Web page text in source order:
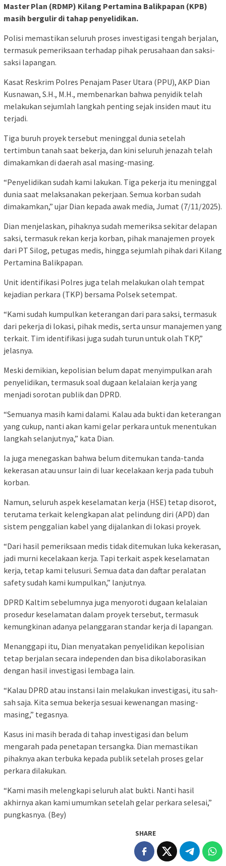
Master Plan (RDMP) Kilang Pertamina Balikpapan (KPB)
masih bergulir di tahap penyelidikan.
Polisi memastikan seluruh proses investigasi tengah berjalan,
termasuk pemeriksaan terhadap pihak perusahaan dan saksi-
saksi lapangan.
Kasat Reskrim Polres Penajam Paser Utara (PPU), AKP Dian
Kusnawan, S.H., M.H., membenarkan bahwa penyidik telah
melakukan sejumlah langkah penting sejak insiden maut itu
terjadi.
Tiga buruh proyek tersebut meninggal dunia setelah
tertimbun tanah saat bekerja, dan kini seluruh jenazah telah
dimakamkan di daerah asal masing-masing.
“Penyelidikan sudah kami lakukan. Tiga pekerja itu meninggal
dunia saat melaksanakan pekerjaan. Semua korban sudah
dimakamkan,” ujar Dian kepada awak media, Jumat (7/11/2025).
Dian menjelaskan, pihaknya sudah memeriksa sekitar delapan
saksi, termasuk rekan kerja korban, pihak manajemen proyek
dari PT Silog, petugas medis, hingga sejumlah pihak dari Kilang
Pertamina Balikpapan.
Unit identifikasi Polres juga telah melakukan olah tempat
kejadian perkara (TKP) bersama Polsek setempat.
“Kami sudah kumpulkan keterangan dari para saksi, termasuk
dari pekerja di lokasi, pihak medis, serta unsur manajemen yang
terkait. Tim identifikasi juga sudah turun untuk olah TKP,”
jelasnya.
Meski demikian, kepolisian belum dapat menyimpulkan arah
penyelidikan, termasuk soal dugaan kelalaian kerja yang
menjadi sorotan publik dan DPRD.
“Semuanya masih kami dalami. Kalau ada bukti dan keterangan
yang cukup, nanti akan kami gelar perkara untuk menentukan
langkah selanjutnya,” kata Dian.
Ia juga menegaskan bahwa belum ditemukan tanda-tanda
kekerasan atau unsur lain di luar kecelakaan kerja pada tubuh
korban.
Namun, seluruh aspek keselamatan kerja (HSE) tetap disorot,
terutama terkait kelengkapan alat pelindung diri (APD) dan
sistem penggalian kabel yang dijalankan di lokasi proyek.
“Dari hasil pemeriksaan medis tidak ditemukan luka kekerasan,
jadi murni kecelakaan kerja. Tapi terkait aspek keselamatan
kerja, tetap kami telusuri. Semua data dan daftar peralatan
safety sudah kami kumpulkan,” lanjutnya.
DPRD Kaltim sebelumnya juga menyoroti dugaan kelalaian
prosedur keselamatan dalam proyek tersebut, termasuk
kemungkinan adanya pelanggaran standar kerja di lapangan.
Menanggapi itu, Dian menyatakan penyelidikan kepolisian
tetap berjalan secara independen dan bisa dikolaborasikan
dengan hasil investigasi lembaga lain.
“Kalau DPRD atau instansi lain melakukan investigasi, itu sah-
sah saja. Kita semua bekerja sesuai kewenangan masing-
masing,” tegasnya.
Kasus ini masih berada di tahap investigasi dan belum
mengarah pada penetapan tersangka. Dian memastikan
pihaknya akan terbuka kepada publik setelah proses gelar
perkara dilakukan.
“Kami masih melengkapi seluruh alat bukti. Nanti hasil
akhirnya akan kami umumkan setelah gelar perkara selesai,”
pungkasnya. (Bey)
SHARE